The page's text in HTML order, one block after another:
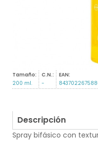
Tamaño:
200 ml.
C.N.:
-
EAN:
Descripción
Spray bifásico con